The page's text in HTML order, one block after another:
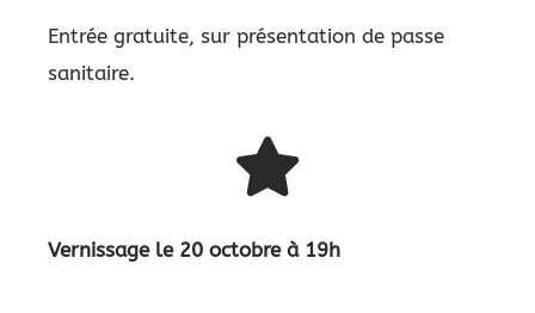
Entrée gratuite, sur présentation de passe
sanitaire.
Vernissage le 20 octobre à 19h